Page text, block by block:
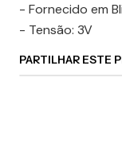
- Fornecido em
- Tensão: 3V
PARTILHAR ESTE